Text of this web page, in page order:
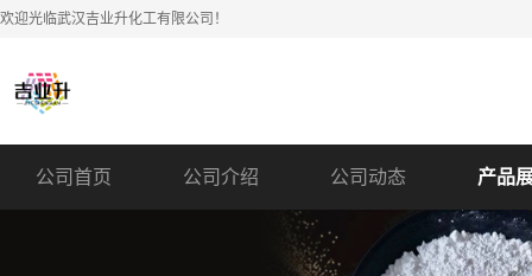
欢迎光临武汉吉业升化工有限公司！
公司首页 公司介绍 公司动态 产品